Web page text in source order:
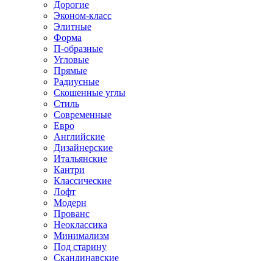
Дорогие
Эконом-класс
Элитные
Форма
П-образные
Угловые
Прямые
Радиусные
Скошенные углы
Стиль
Современные
Евро
Английские
Дизайнерские
Итальянские
Кантри
Классические
Лофт
Модерн
Прованс
Неоклассика
Минимализм
Под старину
Скандинавские